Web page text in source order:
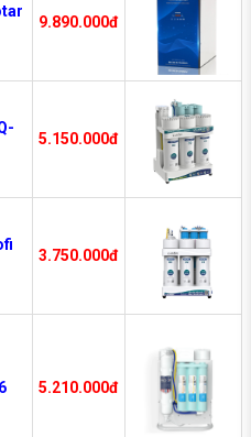
9.890.000đ
5.150.000đ
3.750.000đ
5.210.000đ